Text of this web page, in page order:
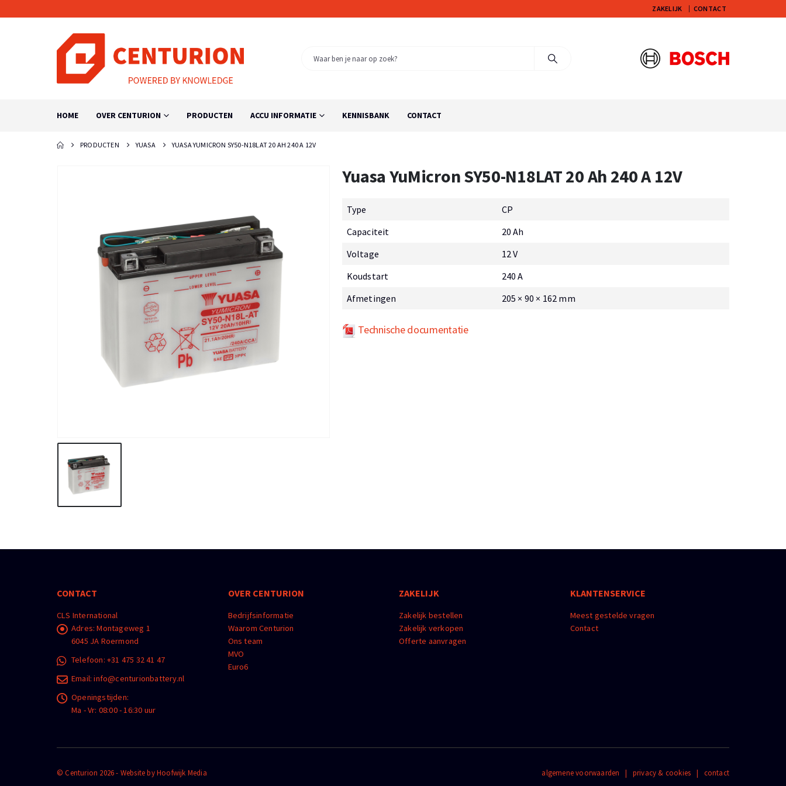
ZAKELIJK CONTACT
HOME OVER CENTURION PRODUCTEN ACCU INFORMATIE KENNISBANK CONTACT
PRODUCTEN YUASA YUASA YUMICRON SY50-N18LAT 20 AH 240 A 12V
Yuasa YuMicron SY50-N18LAT 20 Ah 240 A 12V
Type
CP
Capaciteit
20 Ah
Voltage
12 V
Koudstart
240 A
Afmetingen
205 × 90 × 162 mm
Technische documentatie
CONTACT
CLS International
Adres: Montageweg 1
6045 JA Roermond
Telefoon: +31 475 32 41 47
Email: info@centurionbattery.nl
Openingstijden:
Ma - Vr: 08:00 - 16:30 uur
OVER CENTURION
Bedrijfsinformatie
Waarom Centurion
Ons team
MVO
Euro6
ZAKELIJK
Zakelijk bestellen
Zakelijk verkopen
Offerte aanvragen
KLANTENSERVICE
Meest gestelde vragen
Contact
© Centurion 2026 - Website byHoofwijk Media algemene voorwaarden | privacy & cookies | contact